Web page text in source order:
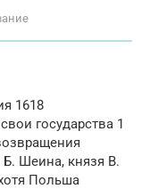
1618
государства 1
Шеина, князя В.
Польша